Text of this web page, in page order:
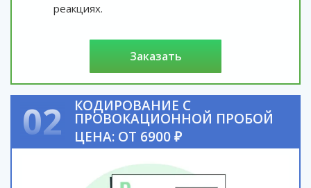
реакциях.
заказать
02 КОДИРОВАНИЕ С
ПРОВОКАЦИОННОЙ ПРОБОЙ
ЦЕНА: ОТ 6900 ₽